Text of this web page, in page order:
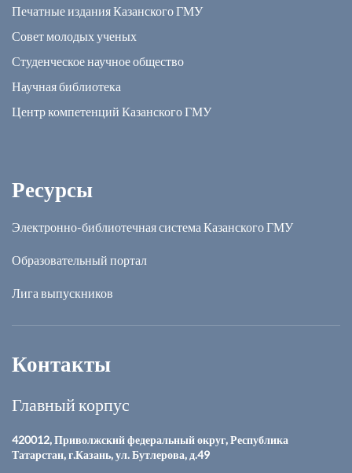
Печатные издания Казанского ГМУ
Совет молодых ученых
Студенческое научное общество
Научная библиотека
Центр компетенций Казанского ГМУ
Ресурсы
Электронно-библиотечная система Казанского ГМУ
Образовательный портал
Лига выпускников
Контакты
Главный корпус
420012, Приволжский федеральный округ, Республика
Татарстан, г.Казань, ул. Бутлерова, д.49